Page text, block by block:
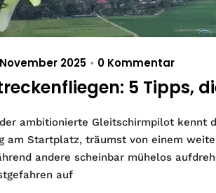
November 2025 • 0 Kommentar
5 Tipps,
ambitionierte Gleitschirmpilot kennt
am Startplatz, träumst von einem
andere scheinbar mühelos
auf